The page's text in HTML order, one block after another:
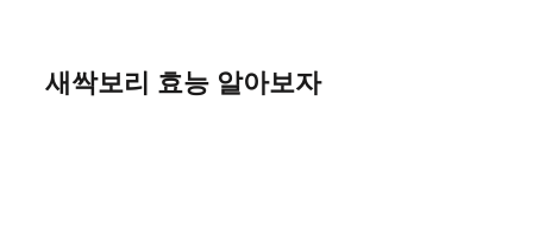
새싹보리 효능 알아보자